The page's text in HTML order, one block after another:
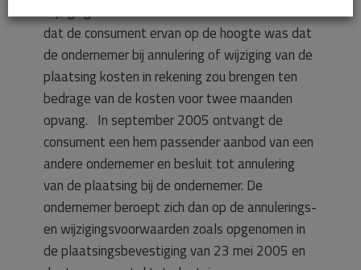
wijzigingsvoorwaarden”. Daarmee staat vast
dat de consument ervan op de hoogte was dat
de ondernemer bij annulering of wijziging van de
plaatsing kosten in rekening zou brengen ten
bedrage van de kosten voor twee maanden
opvang. In september 2005 ontvangt de
consument een hem passender aanbod van een
andere ondernemer en besluit tot annulering
van de plaatsing bij de ondernemer. De
ondernemer beroept zich dan op de annulerings-
en wijzigingsvoorwaarden zoals opgenomen in
de plaatsingsbevestiging van 23 mei 2005 en